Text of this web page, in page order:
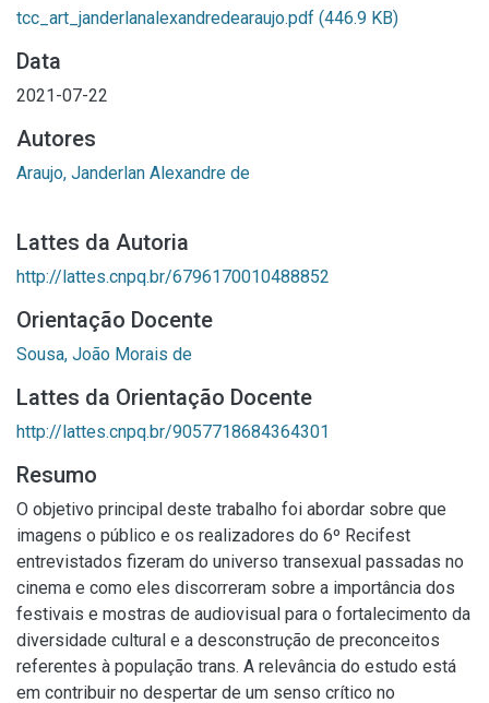
tcc_art_janderlanalexandredearaujo.pdf (446.9 KB)
Data
2021-07-22
Autores
Araujo, Janderlan Alexandre de
Lattes da Autoria
http://lattes.cnpq.br/6796170010488852
Orientação Docente
Sousa, João Morais de
Lattes da Orientação Docente
http://lattes.cnpq.br/9057718684364301
Resumo
O objetivo principal deste trabalho foi abordar sobre que
imagens o público e os realizadores do 6º Recifest
entrevistados fizeram do universo transexual passadas no
cinema e como eles discorreram sobre a importância dos
festivais e mostras de audiovisual para o fortalecimento da
diversidade cultural e a desconstrução de preconceitos
referentes à população trans. A relevância do estudo está
em contribuir no despertar de um senso crítico no